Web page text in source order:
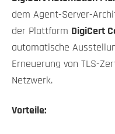
dem Agent-Server-
der Plattform DigiCert
automatische
Erneuerung von TLS-
Netzwerk.
Vorteile: